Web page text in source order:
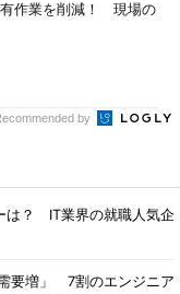
有作業を削減！ 現場の
by
は？ IT業界の就職人気企
要増」 7割のエンジニア